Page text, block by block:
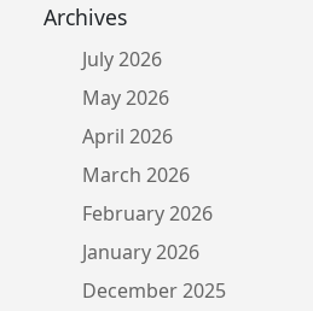
Archives
July 2026
May 2026
April 2026
March 2026
February 2026
January 2026
December 2025